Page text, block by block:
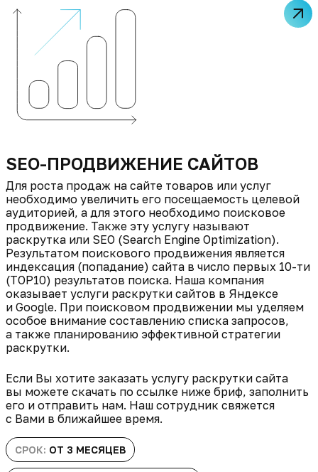
SEO-ПРОДВИЖЕНИЕ САЙТОВ
Для роста продаж на сайте товаров или услуг
необходимо увеличить его посещаемость целевой
аудиторией, а для этого необходимо поисковое
продвижение. Также эту услугу называют
раскрутка или SEO (Search Engine Optimization).
Результатом поискового продвижения является
индексация (попадание) сайта в число первых 10-ти
(TOP10) результатов поиска. Наша компания
оказывает услуги раскрутки сайтов в Яндексе
и Google. При поисковом продвижении мы уделяем
особое внимание составлению списка запросов,
а также планированию эффективной стратегии
раскрутки.
Если Вы хотите заказать услугу раскрутки сайта
вы можете скачать по ссылке ниже бриф, заполнить
его и отправить нам. Наш сотрудник свяжется
с Вами в ближайшее время.
СРОК: ОТ 3 МЕСЯЦЕВ